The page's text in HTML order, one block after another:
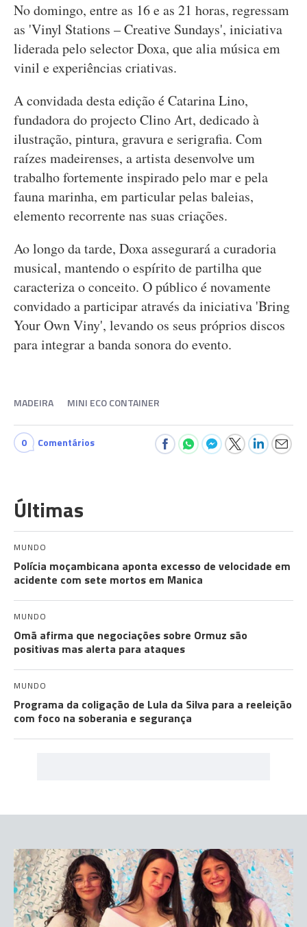
No domingo, entre as 16 e as 21 horas, regressam
as 'Vinyl Stations – Creative Sundays', iniciativa
liderada pelo selector Doxa, que alia música em
vinil e experiências criativas.
A convidada desta edição é Catarina Lino,
fundadora do projecto Clino Art, dedicado à
ilustração, pintura, gravura e serigrafia. Com
raízes madeirenses, a artista desenvolve um
trabalho fortemente inspirado pelo mar e pela
fauna marinha, em particular pelas baleias,
elemento recorrente nas suas criações.
Ao longo da tarde, Doxa assegurará a curadoria
musical, mantendo o espírito de partilha que
caracteriza o conceito. O público é novamente
convidado a participar através da iniciativa 'Bring
Your Own Viny', levando os seus próprios discos
para integrar a banda sonora do evento.
MADEIRA MINI ECO CONTAINER
0 Comentários
Últimas
MUNDO
Polícia moçambicana aponta excesso de velocidade em
acidente com sete mortos em Manica
MUNDO
Omã afirma que negociações sobre Ormuz são
positivas mas alerta para ataques
MUNDO
Programa da coligação de Lula da Silva para a reeleição
com foco na soberania e segurança